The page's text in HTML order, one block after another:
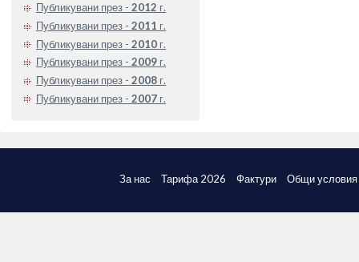
Публикувани през - 2012 г.
Публикувани през - 2011 г.
Публикувани през - 2010 г.
Публикувани през - 2009 г.
Публикувани през - 2008 г.
Публикувани през - 2007 г.
За нас Тарифа 2026 Фактури Общи условия